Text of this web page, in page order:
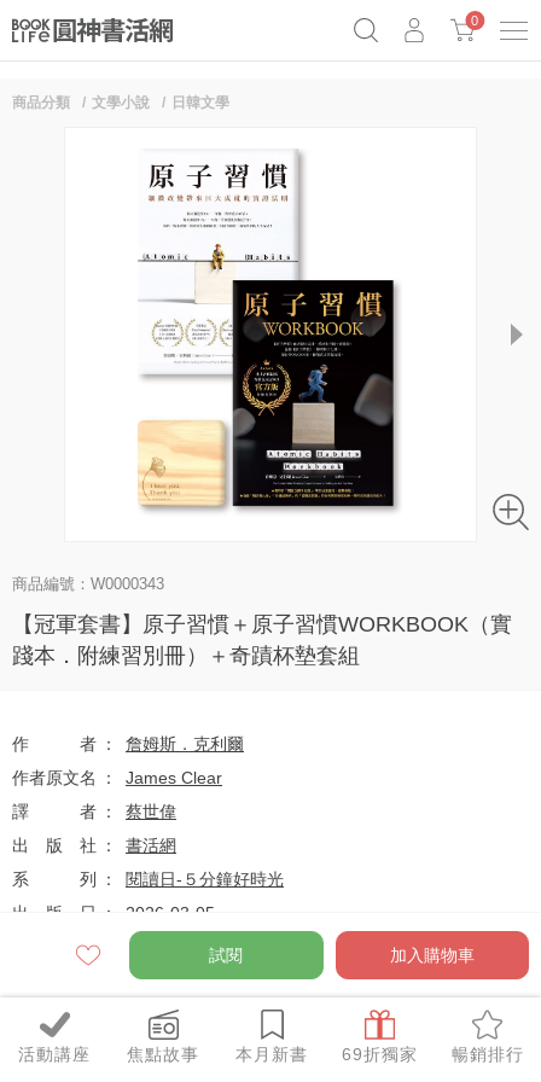
0
活動講座 焦點故事 本月新書 69折獨家 暢銷排行
商品分類 文學小說 日韓文學
next
商品編號：W0000343
【冠軍套書】原子習慣＋原子習慣WORKBOOK（實
踐本．附練習別冊）＋奇蹟杯墊套組
作者
詹姆斯．克利爾
作者原文名
James Clear
譯者
蔡世偉
出版社
書活網
系列
閱讀日-５分鐘好時光
出版日
2026-03-05
定價
優惠價 69折$645元
試閱 加入購物車